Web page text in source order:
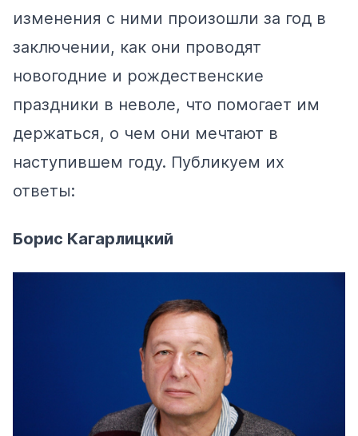
изменения с ними произошли за год в
заключении, как они проводят
новогодние и рождественские
праздники в неволе, что помогает им
держаться, о чем они мечтают в
наступившем году. Публикуем их
ответы:
Борис Кагарлицкий